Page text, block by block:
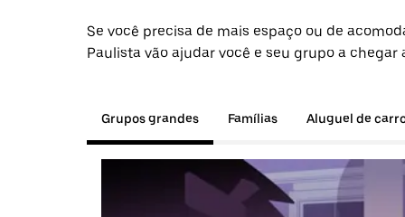
Se você precisa de mais espaço ou de
Paulista vão ajudar você e seu grupo a chegar
Grupos grandes Famílias Aluguel de